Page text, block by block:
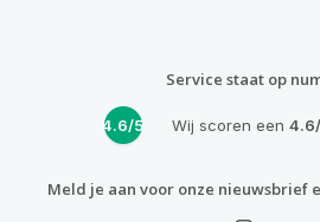
Service staat op
4.6/5 Wij scoren een
Meld je aan voor onze nieuwsbrief